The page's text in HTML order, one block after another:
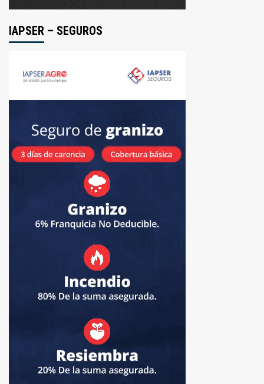
IAPSER – SEGUROS